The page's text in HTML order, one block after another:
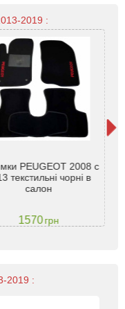
2019 :
PEUGEOT 2008 c
текстильні чорні в
салон
1570грн
2019 :